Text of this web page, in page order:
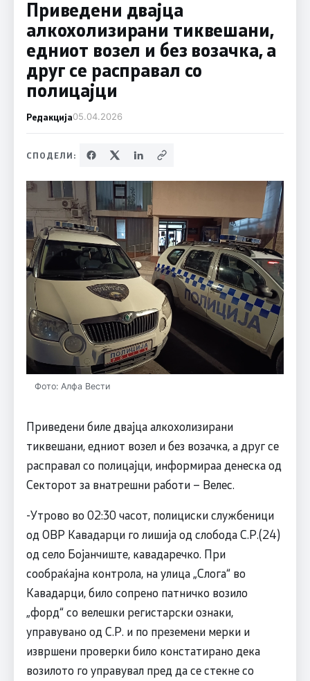
Приведени двајца
алкохолизирани тиквешани,
едниот возел и без возачка, а
друг се расправал со
полицајци
Редакција05.04.2026
СПОДЕЛИ:
Фото: Алфа Вести
Приведени биле двајца алкохолизирани
тиквешани, едниот возел и без возачка, а друг се
расправал со полицајци, информираа денеска од
Секторот за внатрешни работи – Велес.
-Утрово во 02:30 часот, полициски службеници
од ОВР Кавадарци го лишија од слобода С.Р.(24)
од село Бојанчиште, кавадаречко. При
сообраќајна контрола, на улица „Слога“ во
Кавадарци, било сопрено патничко возило
„форд“ со велешки регистарски ознаки,
управувано од С.Р. и по преземени мерки и
извршени проверки било констатирано дека
возилото го управувал пред да се стекне со